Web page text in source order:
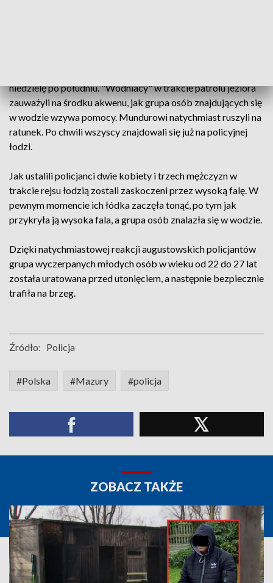
niedzielę po południu. "Wodniacy" w trakcie patrolu jeziora
zauważyli na środku akwenu, jak grupa osób znajdujących się
w wodzie wzywa pomocy. Mundurowi natychmiast ruszyli na
ratunek. Po chwili wszyscy znajdowali się już na policyjnej
łodzi.
Jak ustalili policjanci dwie kobiety i trzech mężczyzn w
trakcie rejsu łodzią zostali zaskoczeni przez wysoką falę. W
pewnym momencie ich łódka zaczęła tonąć, po tym jak
przykryła ją wysoka fala, a grupa osób znalazła się w wodzie.
Dzięki natychmiastowej reakcji augustowskich policjantów
grupa wyczerpanych młodych osób w wieku od 22 do 27 lat
została uratowana przed utonięciem, a następnie bezpiecznie
trafiła na brzeg.
Źródło: Policja
#Polska #Mazury #policja
ZOBACZ TAKŻE